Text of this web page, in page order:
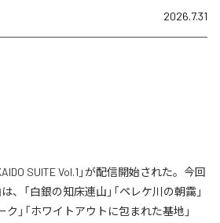
2026.7.31
SUITE Vol.1」が配信開始された。今回
「白銀の知床連山」「ペレケ川の朝靄」
」「ホワイトアウトに包まれた基地」